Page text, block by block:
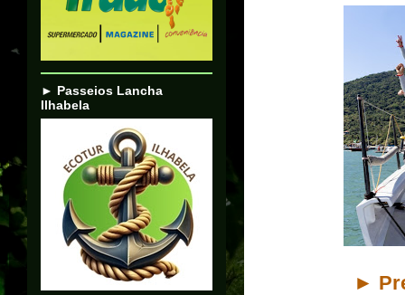
►
► Passeios Lancha
Ilhabela